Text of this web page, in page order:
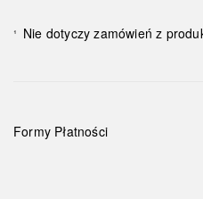
¹ Nie dotyczy zamówień z
Formy Płatności